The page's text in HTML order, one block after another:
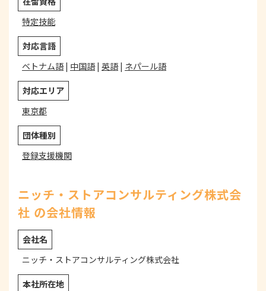
特定技能
対応言語
ベトナム語| 中国語| 英語| ネパール語
対応エリア
東京都
団体種別
登録支援機関
ニッチ・ストアコンサルティング株式会
社 の会社情報
会社名
ニッチ・ストアコンサルティング株式会社
本社所在地